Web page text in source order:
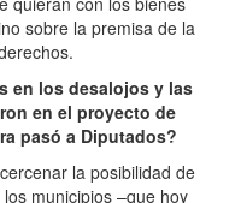
sobre la premisa de la
en los desalojos y las
en el proyecto de
pasó a Diputados?
la posibilidad de
municipios –que hoy